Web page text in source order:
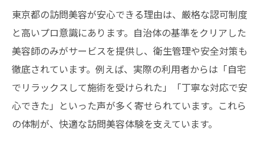
東京都の訪問美容が安心できる理由は、厳格な認可制度
と高いプロ意識にあります。自治体の基準をクリアした
美容師のみがサービスを提供し、衛生管理や安全対策も
徹底されています。例えば、実際の利用者からは「自宅
でリラックスして施術を受けられた」「丁寧な対応で安
心できた」といった声が多く寄せられています。これら
の体制が、快適な訪問美容体験を支えています。